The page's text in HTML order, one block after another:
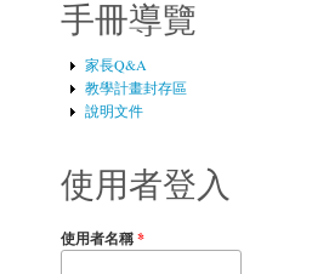
手冊導覽
家長Q&A
教學計畫封存區
說明文件
使用者登入
使用者名稱*